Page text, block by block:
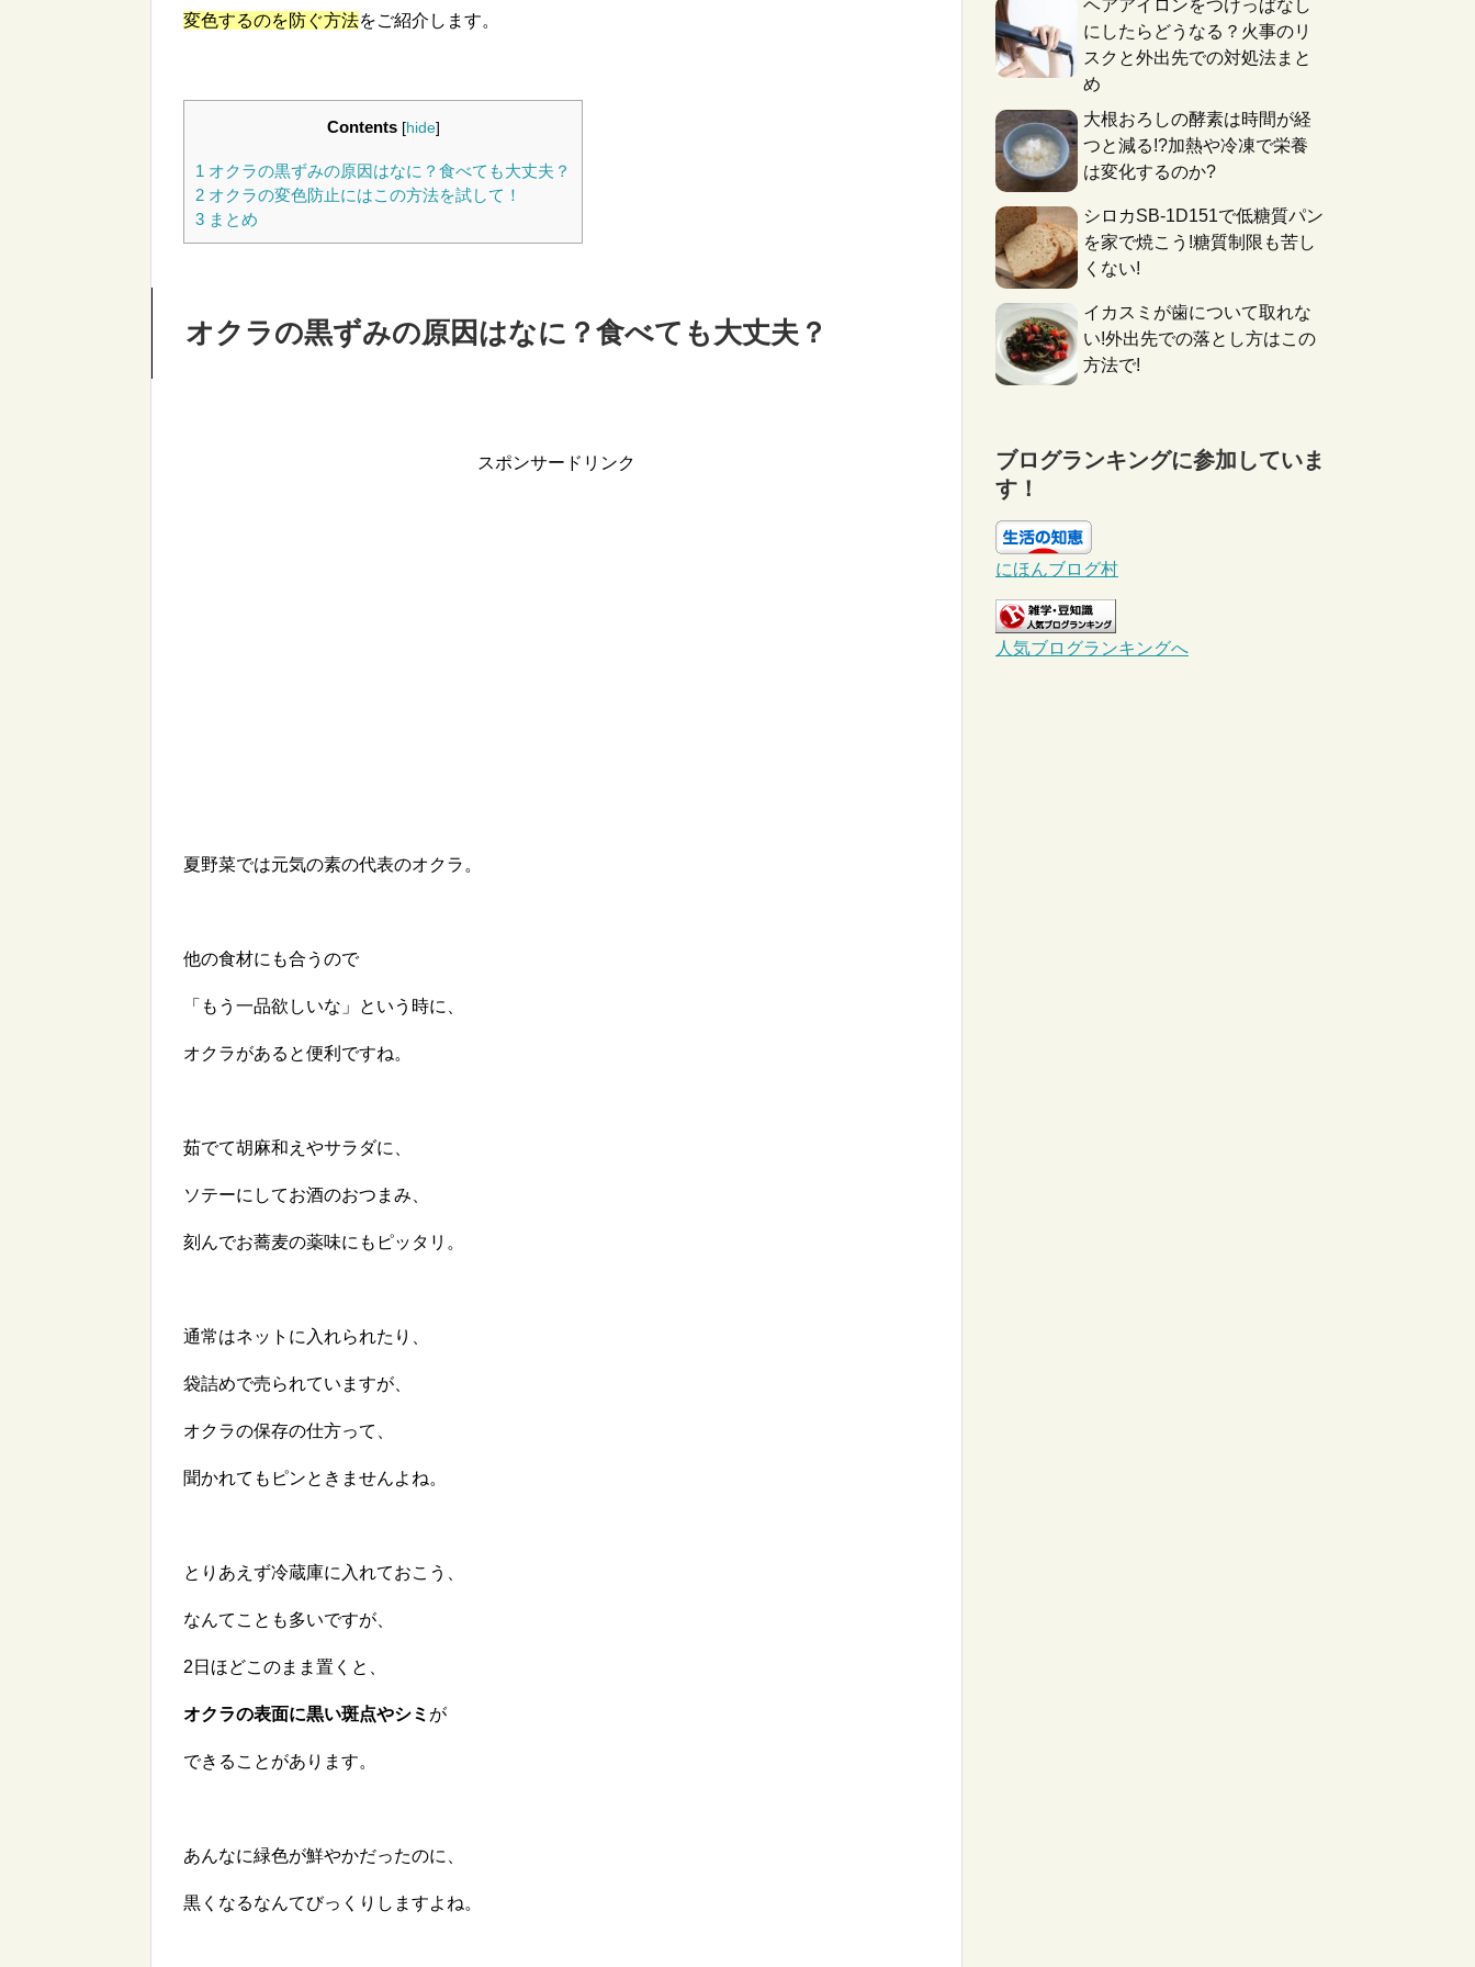
変色するのを防ぐ方法をご紹介します。
Contents [hide]
1 オクラの黒ずみの原因はなに？食べても大丈夫？
2 オクラの変色防止にはこの方法を試して！
3 まとめ
オクラの黒ずみの原因はなに？食べても大丈夫？
スポンサードリンク
夏野菜では元気の素の代表のオクラ。
他の食材にも合うので
「もう一品欲しいな」という時に、
オクラがあると便利ですね。
茹でて胡麻和えやサラダに、
ソテーにしてお酒のおつまみ、
刻んでお蕎麦の薬味にもピッタリ。
通常はネットに入れられたり、
袋詰めで売られていますが、
オクラの保存の仕方って、
聞かれてもピンときませんよね。
とりあえず冷蔵庫に入れておこう、
なんてことも多いですが、
2日ほどこのまま置くと、
オクラの表面に黒い斑点やシミ が
できることがあります。
あんなに緑色が鮮やかだったのに、
黒くなるなんてびっくりしますよね。
ヘアアイロンをつけっぱなし
にしたらどうなる？火事のリ
スクと外出先での対処法まと
め
大根おろしの酵素は時間が経
つと減る!?加熱や冷凍で栄養
は変化するのか?
シロカSB-1D151で低糖質パン
を家で焼こう!糖質制限も苦し
くない!
イカスミが歯について取れな
い!外出先での落とし方はこの
方法で!
ブログランキングに参加していま
す！
にほんブログ村
人気ブログランキングへ